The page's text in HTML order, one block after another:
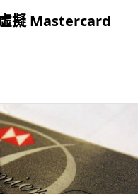
擬 Mastercard